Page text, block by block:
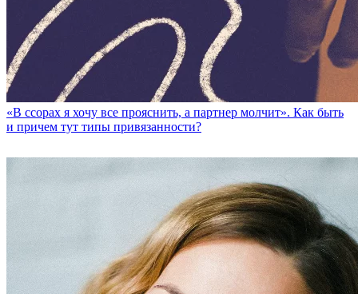
«В ссорах я хочу все прояснить, а партнер молчит». Как быть
и причем тут типы привязанности?